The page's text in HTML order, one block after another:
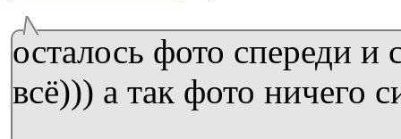
осталось фото спереди и
всё))) а так фото ничего